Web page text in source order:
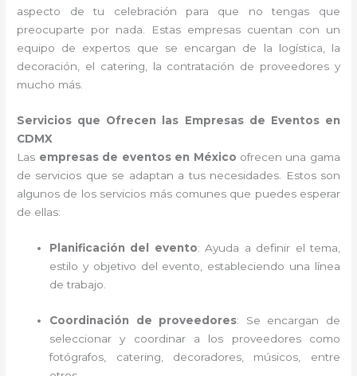
aspecto de tu celebración para que no tengas que
preocuparte por nada. Estas empresas cuentan con un
equipo de expertos que se encargan de la logística, la
decoración, el catering, la contratación de proveedores y
mucho más.
Servicios que Ofrecen las Empresas de Eventos en
CDMX
Las empresas de eventos en México ofrecen una gama
de servicios que se adaptan a tus necesidades. Estos son
algunos de los servicios más comunes que puedes esperar
de ellas:
Planificación del evento: Ayuda a definir el tema,
estilo y objetivo del evento, estableciendo una línea
de trabajo.
Coordinación de proveedores: Se encargan de
seleccionar y coordinar a los proveedores como
fotógrafos, catering, decoradores, músicos, entre